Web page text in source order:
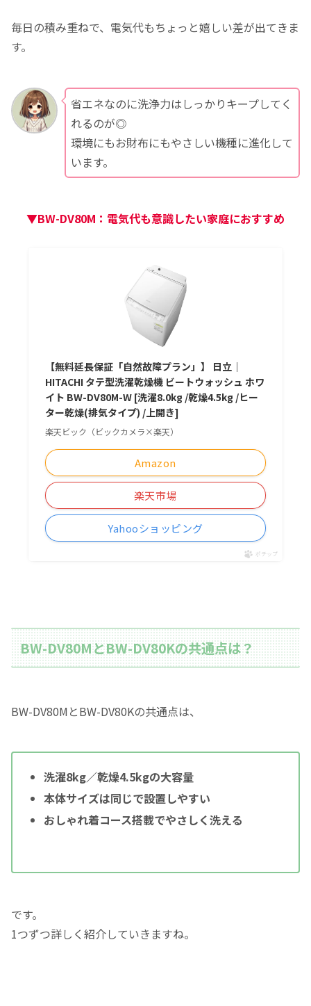
毎日の積み重ねで、電気代もちょっと嬉しい差が出てきま
す。
省エネなのに洗浄力はしっかりキープしてく
れるのが◎
環境にもお財布にもやさしい機種に進化して
います。
▼BW-DV80M：電気代も意識したい家庭におすすめ
【無料延長保証「自然故障プラン」】 日立｜
HITACHI タテ型洗濯乾燥機 ビートウォッシュ ホワ
イト BW-DV80M-W [洗濯8.0kg /乾燥4.5kg /ヒー
ター乾燥(排気タイプ) /上開き]
楽天ビック（ビックカメラ×楽天）
Amazon
楽天市場
Yahooショッピング
ポチップ
BW-DV80MとBW-DV80Kの共通点は？
BW-DV80MとBW-DV80Kの共通点は、
洗濯8kg／乾燥4.5kgの大容量
本体サイズは同じで設置しやすい
おしゃれ着コース搭載でやさしく洗える
です。
1つずつ詳しく紹介していきますね。